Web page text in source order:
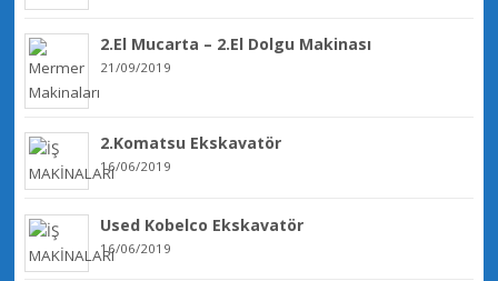
2.El Mucarta – 2.El Dolgu Makinası
21/09/2019
2.Komatsu Ekskavatör
16/06/2019
Used Kobelco Ekskavatör
16/06/2019